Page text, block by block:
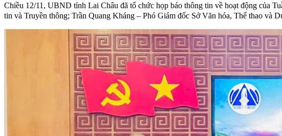
Chiều 12/11, UBND tỉnh Lai Châu đã tổ chức họp báo thông tin về hoạt động của
tin và Truyền thông; Trần Quang Kháng – Phó Giám đốc Sở Văn hóa, Thể thao và